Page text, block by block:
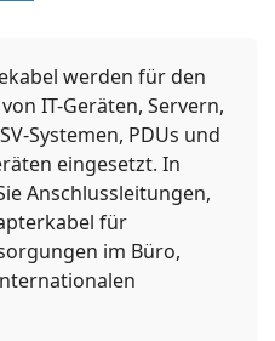
werden für den
IT-Geräten, Servern,
Systemen, PDUs und
eingesetzt. In
Anschlussleitungen,
für
im Büro,